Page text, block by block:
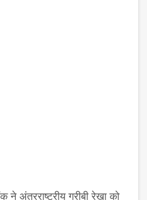
ने अंतरराष्ट्रीय गरीबी रेखा को